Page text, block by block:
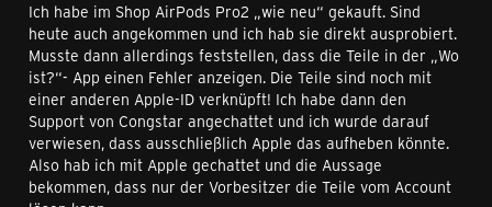
Ich habe im Shop AirPods Pro2 „wie neu“ gekauft. Sind
heute auch angekommen und ich hab sie direkt ausprobiert.
Musste dann allerdings feststellen, dass die Teile in der „Wo
ist?“- App einen Fehler anzeigen. Die Teile sind noch mit
einer anderen Apple-ID verknüpft! Ich habe dann den
Support von Congstar angechattet und ich wurde darauf
verwiesen, dass ausschließlich Apple das aufheben könnte.
Also hab ich mit Apple gechattet und die Aussage
bekommen, dass nur der Vorbesitzer die Teile vom Account